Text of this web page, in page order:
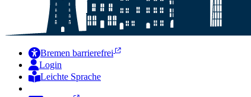
Bremen barrierefrei
Login
Leichte Sprache